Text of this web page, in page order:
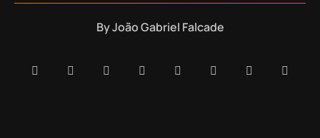
ByJoão Gabriel Falcade